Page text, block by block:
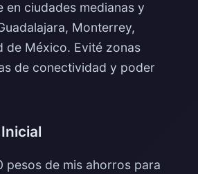
en ciudades medianas y
Monterrey,
de México. Evité zonas
de conectividad y poder
pesos de mis ahorros para